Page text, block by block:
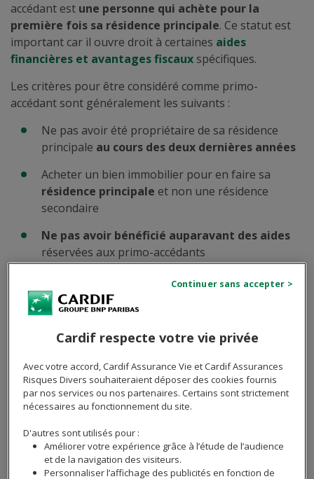
accédant est une personne qui achète pour la
première fois sa résidence principale. Ce statut est
important car il ouvre droit à certaines aides
financières et avantages fiscaux spécifiques.
Les critères pour être considéré comme primo-
accédant sont généralement les suivants :
Ne pas avoir été propriétaire de sa résidence
principale au cours des deux dernières années
Acheter un bien immobilier pour en faire sa
résidence principale et non une résidence
secondaire
Ne pas avoir bénéficié auparavant des aides
réservées aux primo-accédants
Il est important de noter que le statut de primo-
accédant n'est pas lié à l'âge. Que vous ayez 25 ans ou
50 ans, si c'est votre premier achat de résidence
principale, vous êtes considéré comme un primo-
accédant. Cette définition large permet à un grand
nombre de personnes de bénéficier des avantages liés
à ce statut, quel que soit leur parcours de vie.
Envie de réaliser des économies sur votre
assurance de prêt ?
Cardif respecte votre vie privée
Avec votre accord, Cardif Assurance Vie et Cardif Assurances
Risques Divers souhaiteraient déposer des cookies fournis
par nos services ou nos partenaires. Certains sont strictement
nécessaires au fonctionnement du site.
D'autres sont utilisés pour :
Améliorer votre expérience grâce à l’étude de l’audience
et de la navigation des visiteurs.
Personnaliser l’affichage des publicités en fonction de